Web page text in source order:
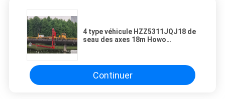
4 type véhicule HZZ5311JQJ18 de
seau des axes 18m Howo
Continuer